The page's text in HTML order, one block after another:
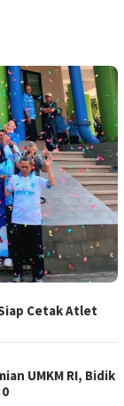
Cetak Atlet
UMKM RI, Bidik